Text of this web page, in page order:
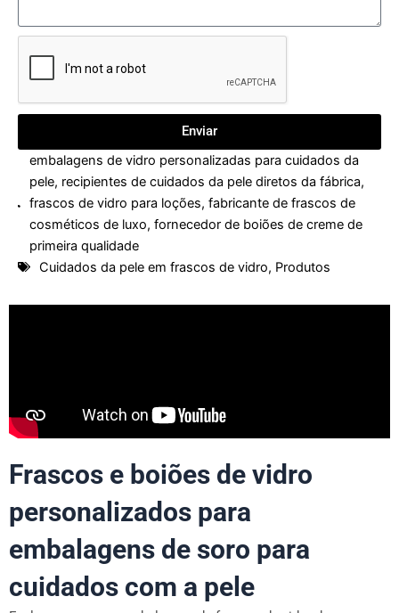
Enviar
embalagens de vidro personalizadas para cuidados da
pele, recipientes de cuidados da pele diretos da fábrica,
frascos de vidro para loções,fabricante de frascos de
cosméticos de luxo,fornecedor de boiões de creme de
primeira qualidade
Cuidados da pele em frascos de vidro, Produtos
Frascos e boiões de vidro
personalizados para
embalagens de soro para
cuidados com a pele